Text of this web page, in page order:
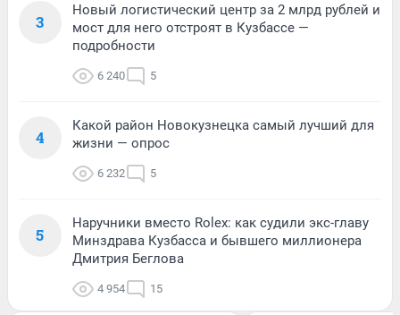
3
Новый логистический центр за 2 млрд рублей и
мост для него отстроят в Кузбассе —
подробности
6 240 5
4
Какой район Новокузнецка самый лучший для
жизни — опрос
6 232 5
5
Наручники вместо Rolex: как судили экс-главу
Минздрава Кузбасса и бывшего миллионера
Дмитрия Беглова
4 954 15